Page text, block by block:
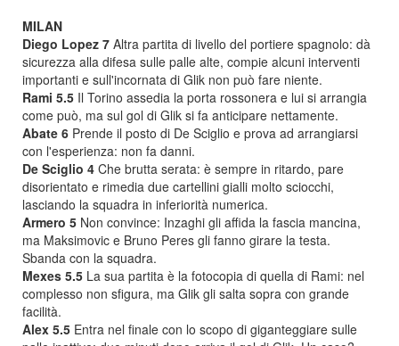
MILAN
Diego Lopez 7 Altra partita di livello del portiere spagnolo: dà
sicurezza alla difesa sulle palle alte, compie alcuni interventi
importanti e sull'incornata di Glik non può fare niente.
Rami 5.5 Il Torino assedia la porta rossonera e lui si arrangia
come può, ma sul gol di Glik si fa anticipare nettamente.
Abate 6 Prende il posto di De Sciglio e prova ad arrangiarsi
con l'esperienza: non fa danni.
De Sciglio 4 Che brutta serata: è sempre in ritardo, pare
disorientato e rimedia due cartellini gialli molto sciocchi,
lasciando la squadra in inferiorità numerica.
Armero 5 Non convince: Inzaghi gli affida la fascia mancina,
ma Maksimovic e Bruno Peres gli fanno girare la testa.
Sbanda con la squadra.
Mexes 5.5 La sua partita è la fotocopia di quella di Rami: nel
complesso non sfigura, ma Glik gli salta sopra con grande
facilità.
Alex 5.5 Entra nel finale con lo scopo di giganteggiare sulle